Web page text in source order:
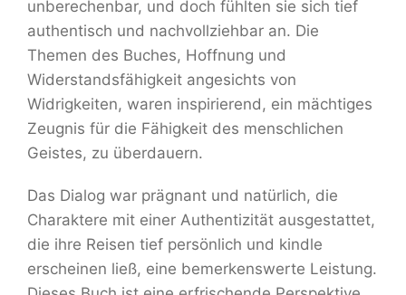
unberechenbar, und doch fühlten sie sich tief
authentisch und nachvollziehbar an. Die
Themen des Buches, Hoffnung und
Widerstandsfähigkeit angesichts von
Widrigkeiten, waren inspirierend, ein mächtiges
Zeugnis für die Fähigkeit des menschlichen
Geistes, zu überdauern.
Das Dialog war prägnant und natürlich, die
Charaktere mit einer Authentizität ausgestattet,
die ihre Reisen tief persönlich und kindle
erscheinen ließ, eine bemerkenswerte Leistung.